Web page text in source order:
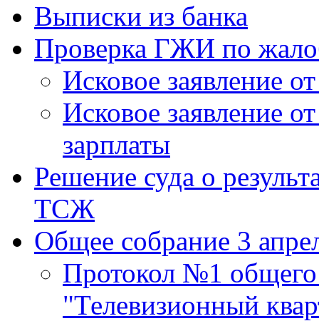
Выписки из банка
Проверка ГЖИ по
Исковое заявление
Исковое заявление
зарплаты
Решение суда о
ТСЖ
Общее собрание 3
Протокол №1
"Телевизионный